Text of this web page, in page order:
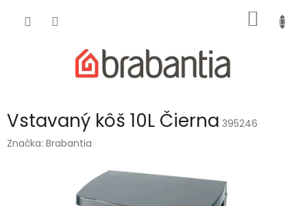
KOŠÍK
Vstavaný kôš 10L Čierna 395246
Značka: Brabantia